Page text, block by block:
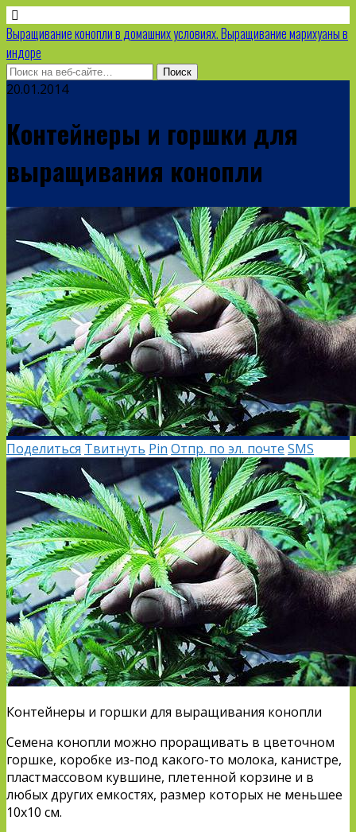
Выращивание конопли в домашних условиях. Выращивание марихуаны в
индоре
20.01.2014
Контейнеры и горшки для
выращивания конопли
Поделиться Твитнуть Pin Отпр. по эл. почте SMS
Контейнеры и горшки для выращивания конопли
Семена конопли можно проращивать в цветочном
горшке, коробке из-под какого-то молока, канистре,
пластмассовом кувшине, плетенной корзине и в
любых других емкостях, размер которых не меньшее
10х10 см.